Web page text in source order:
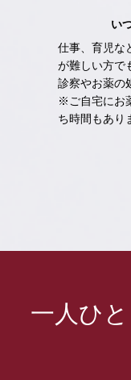
い
仕事、育児な
が難しい方で
診察やお薬の
※ご自宅にお
ち時間もあり
一人ひ